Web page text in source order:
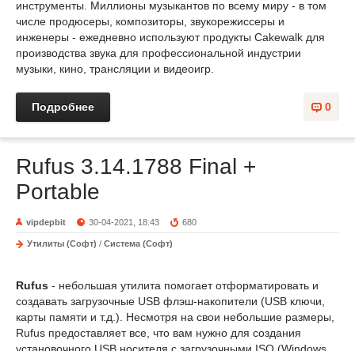
инструменты. Миллионы музыкантов по всему миру - в том
числе продюсеры, композиторы, звукорежиссеры и
инженеры - ежедневно используют продукты Cakewalk для
производства звука для профессиональной индустрии
музыки, кино, трансляции и видеоигр.
0
Подробнее
Rufus 3.14.1788 Final +
Portable
vipdepbit 30-04-2021, 18:43 680
Утилиты (Софт) / Система (Софт)
Rufus - небольшая утилита помогает отформатировать и
создавать загрузочные USB флэш-накопители (USB ключи,
карты памяти и т.д.). Несмотря на свои небольшие размеры,
Rufus предоставляет все, что вам нужно для создания